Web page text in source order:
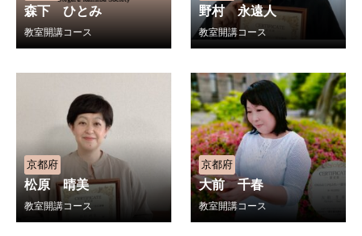
森下 ひとみ
教室開講コース
野村 永遠人
教室開講コース
京都府
松原 晴美
教室開講コース
京都府
大前 千春
教室開講コース